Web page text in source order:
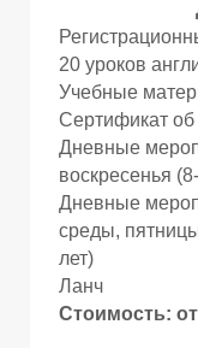
20 уроков
Учебные
Сертификат об
Дневные
воскресенья
Дневные
среды,
лет)
Ланч
Стоимость: